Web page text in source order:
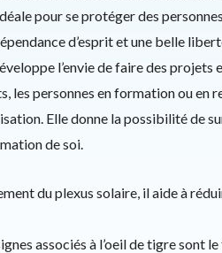
pour se protéger des
d’esprit et une belle
l’envie de faire des projets
les personnes en formation ou en
Elle donne la possibilité de
de soi.
du plexus solaire, il aide à
associés à l’oeil de tigre sont